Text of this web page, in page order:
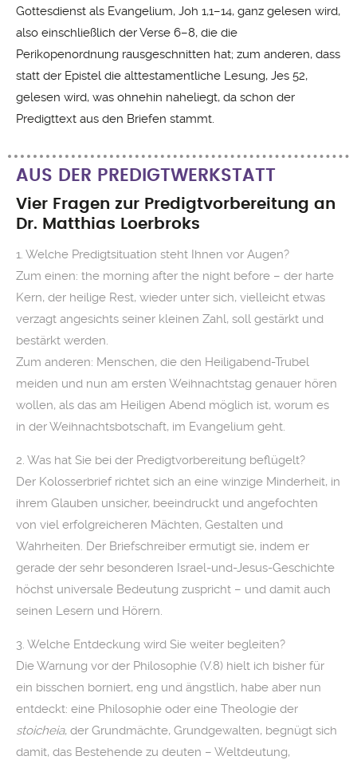
Gottesdienst als Evangelium, Joh 1,1–14, ganz gelesen wird,
also einschließlich der Verse 6–8, die die
Perikopenordnung rausgeschnitten hat; zum anderen, dass
statt der Epistel die alttestamentliche Lesung, Jes 52,
gelesen wird, was ohnehin naheliegt, da schon der
Predigttext aus den Briefen stammt.
AUS DER PREDIGTWERKSTATT
Vier Fragen zur Predigtvorbereitung an
Dr. Matthias Loerbroks
1. Welche Predigtsituation steht Ihnen vor Augen?
Zum einen: the morning after the night before – der harte
Kern, der heilige Rest, wieder unter sich, vielleicht etwas
verzagt angesichts seiner kleinen Zahl, soll gestärkt und
bestärkt werden.
Zum anderen: Menschen, die den Heiligabend-Trubel
meiden und nun am ersten Weihnachtstag genauer hören
wollen, als das am Heiligen Abend möglich ist, worum es
in der Weihnachtsbotschaft, im Evangelium geht.
2. Was hat Sie bei der Predigtvorbereitung beflügelt?
Der Kolosserbrief richtet sich an eine winzige Minderheit, in
ihrem Glauben unsicher, beeindruckt und angefochten
von viel erfolgreicheren Mächten, Gestalten und
Wahrheiten. Der Briefschreiber ermutigt sie, indem er
gerade der sehr besonderen Israel-und-Jesus-Geschichte
höchst universale Bedeutung zuspricht – und damit auch
seinen Lesern und Hörern.
3. Welche Entdeckung wird Sie weiter begleiten?
Die Warnung vor der Philosophie (V.8) hielt ich bisher für
ein bisschen borniert, eng und ängstlich, habe aber nun
entdeckt: eine Philosophie oder eine Theologie der
stoicheia, der Grundmächte, Grundgewalten, begnügt sich
damit, das Bestehende zu deuten – Weltdeutung,